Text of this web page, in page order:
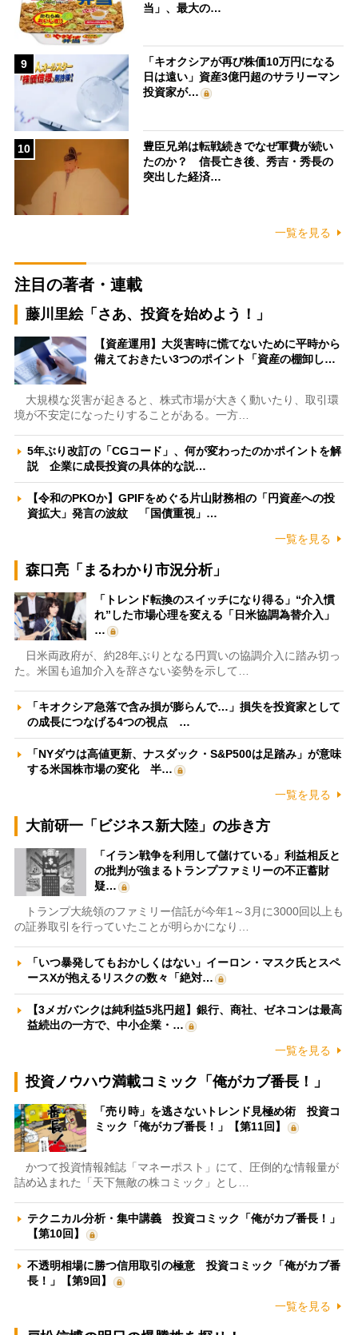
当」、最大の…
9
「キオクシアが再び株価10万円になる
日は遠い」資産3億円超のサラリーマン
投資家が…
10
豊臣兄弟は転戦続きでなぜ軍費が続い
たのか？ 信長亡き後、秀吉・秀長の
突出した経済…
一覧を見る
注目の著者・連載
藤川里絵「さあ、投資を始めよう！」
【資産運用】大災害時に慌てないために平時から
備えておきたい3つのポイント「資産の棚卸し…
大規模な災害が起きると、株式市場が大きく動いたり、取引環
境が不安定になったりすることがある。一方…
5年ぶり改訂の「CGコード」、何が変わったのかポイントを解
説 企業に成長投資の具体的な説…
【令和のPKOか】GPIFをめぐる片山財務相の「円資産への投
資拡大」発言の波紋 「国債重視」…
一覧を見る
森口亮「まるわかり市況分析」
「トレンド転換のスイッチになり得る」“介入慣
れ”した市場心理を変える「日米協調為替介入」
…
日米両政府が、約28年ぶりとなる円買いの協調介入に踏み切っ
た。米国も追加介入を辞さない姿勢を示して…
「キオクシア急落で含み損が膨らんで…」損失を投資家として
の成長につなげる4つの視点 …
「NYダウは高値更新、ナスダック・S&P500は足踏み」が意味
する米国株市場の変化 半…
一覧を見る
大前研一「ビジネス新大陸」の歩き方
「イラン戦争を利用して儲けている」利益相反と
の批判が強まるトランプファミリーの不正蓄財
疑…
トランプ大統領のファミリー信託が今年1～3月に3000回以上も
の証券取引を行っていたことが明らかになり…
「いつ暴発してもおかしくはない」イーロン・マスク氏とスペ
ースXが抱えるリスクの数々「絶対…
【3メガバンクは純利益5兆円超】銀行、商社、ゼネコンは最高
益続出の一方で、中小企業・…
一覧を見る
投資ノウハウ満載コミック「俺がカブ番長！」
「売り時」を逃さないトレンド見極め術 投資コ
ミック「俺がカブ番長！」【第11回】
かつて投資情報雑誌「マネーポスト」にて、圧倒的な情報量が
詰め込まれた「天下無敵の株コミック」とし…
テクニカル分析・集中講義 投資コミック「俺がカブ番長！」
【第10回】
不透明相場に勝つ信用取引の極意 投資コミック「俺がカブ番
長！」【第9回】
一覧を見る